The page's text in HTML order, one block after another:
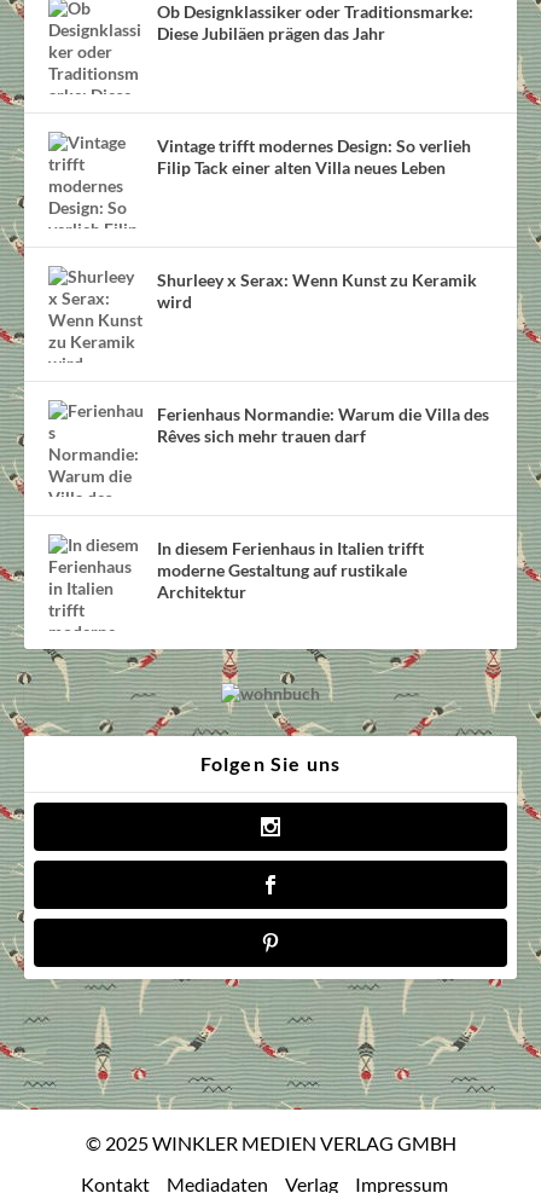
Ob Designklassiker oder Traditionsmarke:
Diese Jubiläen prägen das Jahr
Vintage trifft modernes Design: So verlieh
Filip Tack einer alten Villa neues Leben
Shurleey x Serax: Wenn Kunst zu Keramik
wird
Ferienhaus Normandie: Warum die Villa des
Rêves sich mehr trauen darf
In diesem Ferienhaus in Italien trifft
moderne Gestaltung auf rustikale
Architektur
Folgen Sie uns
© 2025 WINKLER MEDIEN VERLAG GMBH
Kontakt
Mediadaten Verlag Impressum